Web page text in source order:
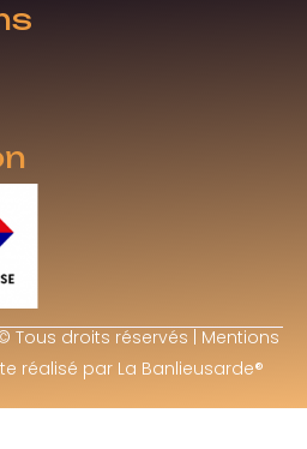
© Tous droits réservés | Mentions
réalisé par La Banlieusarde®